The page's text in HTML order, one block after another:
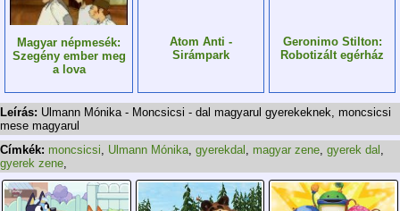
Magyar népmesék:
Szegény ember meg
a lova
Atom Anti -
Sirámpark
Geronimo Stilton:
Robotizált egérház
Leírás: Ulmann Mónika - Moncsicsi - dal magyarul gyerekeknek, moncsicsi
mese magyarul
Címkék: moncsicsi, Ulmann Mónika, gyerekdal , magyar zene, gyerek dal ,
gyerek zene,